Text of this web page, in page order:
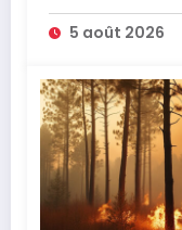
5 août 2026